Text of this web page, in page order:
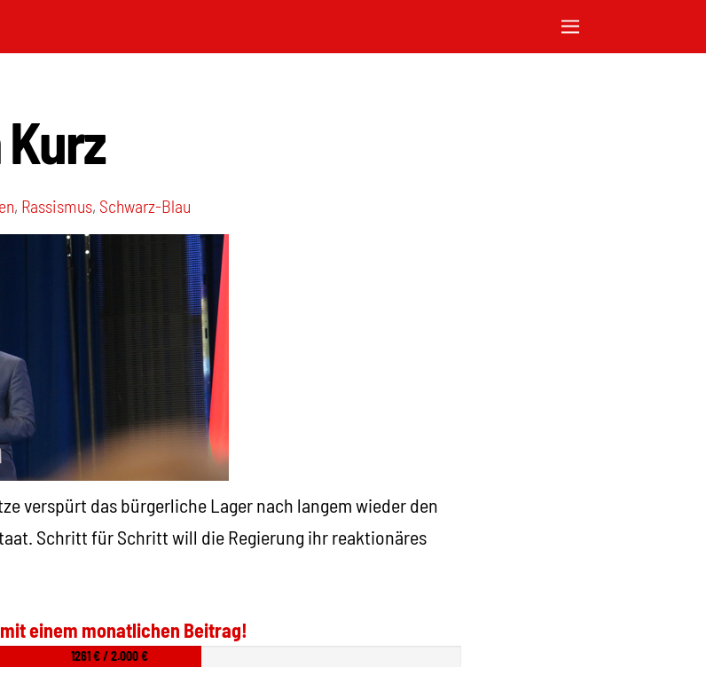
, Rassismus, Schwarz-Blau
verspürt das bürgerliche Lager nach langem wieder den
Schritt für Schritt will die Regierung ihr reaktionäres
einem monatlichen Beitrag!
1261 € / 2.000 €